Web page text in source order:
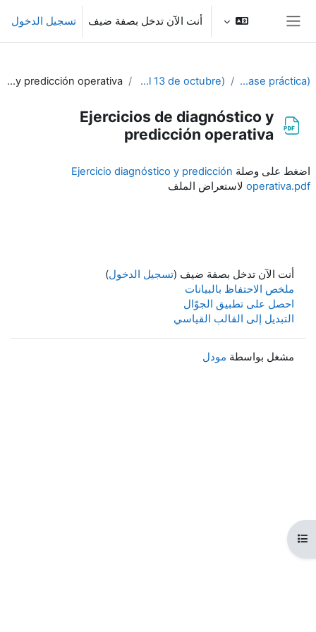
تخطى إلى المحتوى الرئيسي
أنت الآن تدخل بصفة ضيف تسجيل الدخول
المقرر
PIB-M 4ª Ed. (fase práctica)
6º SEMANA (Del 9 al 13 de octubre)
Ejercicios de diagnóstico y predicción operativa
Ejercicios de diagnóstico y
predicción operativa
اضغط على وصلة Ejercicio diagnóstico y predicción
operativa.pdf لاستعراض الملف
أنت الآن تدخل بصفة ضيف (تسجيل الدخول)
ملخص الاحتفاظ بالبيانات
احصل على تطبيق الجوّال
التبديل إلى القالب القياسي
مشغل بواسطة مودل